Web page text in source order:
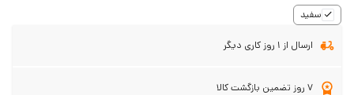
سفید
ارسال از 1 روز کاری دیگر
7 روز تضمین بازگشت کالا